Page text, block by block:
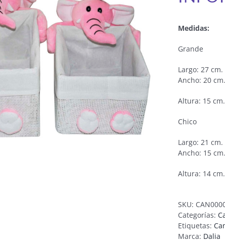
Medidas:
Grande
Largo: 27 cm.
Ancho: 20 cm.
Altura: 15 cm.
Chico
Largo: 21 cm.
Ancho: 15 cm.
Altura: 14 cm.
SKU:
Categorías:
Etiquetas:
Marca: Dalia